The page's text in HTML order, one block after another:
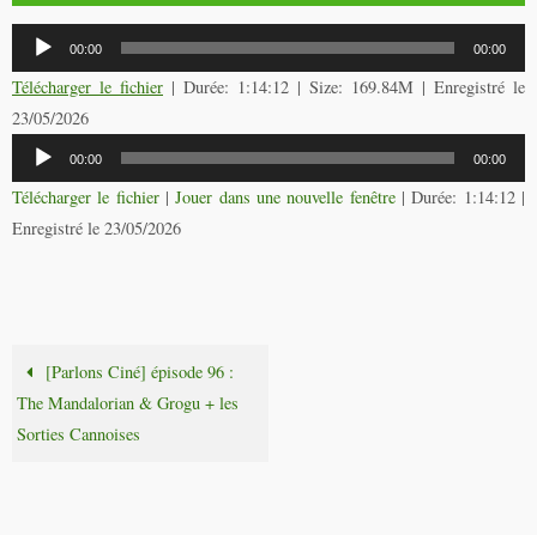
Lecteur
audio
00:00 00:00
Télécharger le fichier | Durée: 1:14:12 | Size: 169.84M | Enregistré le
23/05/2026
Lecteur
audio
00:00 00:00
Télécharger le fichier|Jouer dans une nouvelle fenêtre|Durée: 1:14:12|
Enregistré le 23/05/2026
[Parlons Ciné] épisode 96 :
The Mandalorian & Grogu + les
Sorties Cannoises